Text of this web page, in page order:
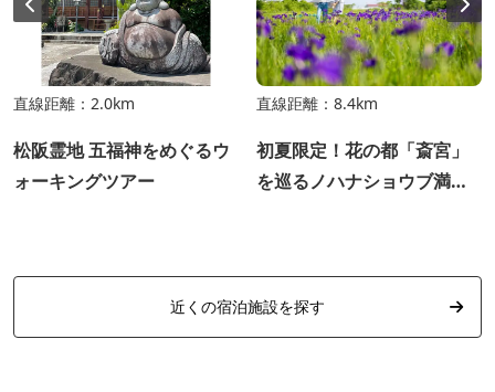
直線距離：2.0km
松阪霊地 五福神をめぐるウ
ォーキングツアー
直線距離：8.4km
初夏限定！花の都「斎宮」
を巡るノハナショウブ満喫
近くの宿泊施設を探す